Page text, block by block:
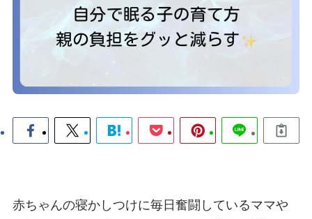
赤ちゃんの寝かしつけに毎日奮闘しているママや